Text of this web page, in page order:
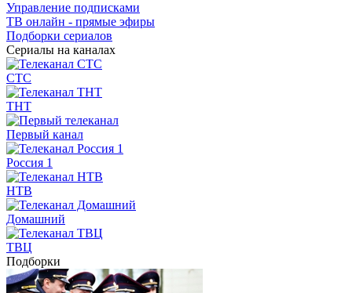
Управление подписками
ТВ онлайн - прямые эфиры
Подборки сериалов
Сериалы на каналах
СТС
ТНТ
Первый канал
Россия 1
НТВ
Домашний
ТВЦ
Подборки